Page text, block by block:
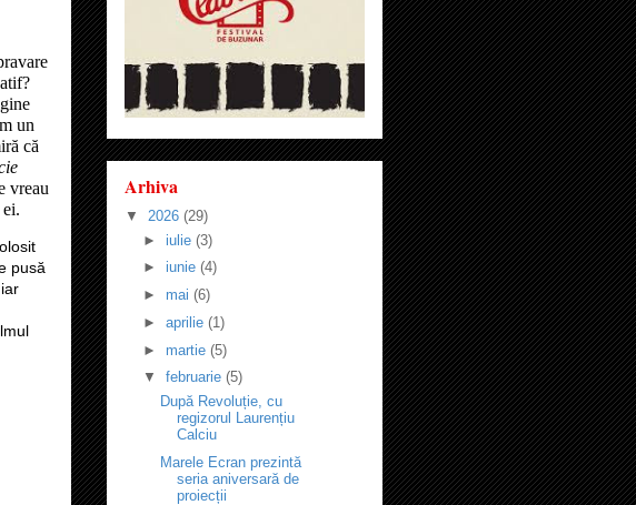
un
că
vreau
pusă
Arhiva
▼ 2026 (29)
► iulie (3)
► iunie (4)
► mai (6)
► aprilie (1)
► martie (5)
▼ februarie (5)
După Revoluție, cu
regizorul Laurențiu
Calciu
Marele Ecran prezintă
seria aniversară de
proiecții